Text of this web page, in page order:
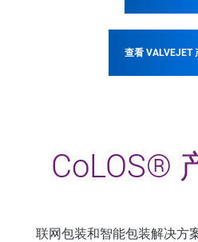
查看 VALVEJET
CoLOS®
联网包装和智能包装解决方